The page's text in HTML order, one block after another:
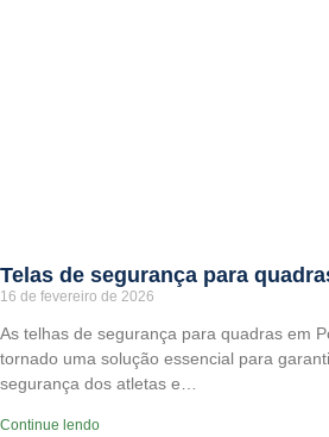
Telas de segurança para
16 de fevereiro de 2026
As telhas de segurança para quadras em
tornado uma solução essencial para
segurança dos atletas e…
Continue lendo